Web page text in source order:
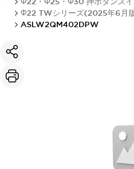
Φ22 TWシリーズ(2025年6月
ASLW2QM402DPW